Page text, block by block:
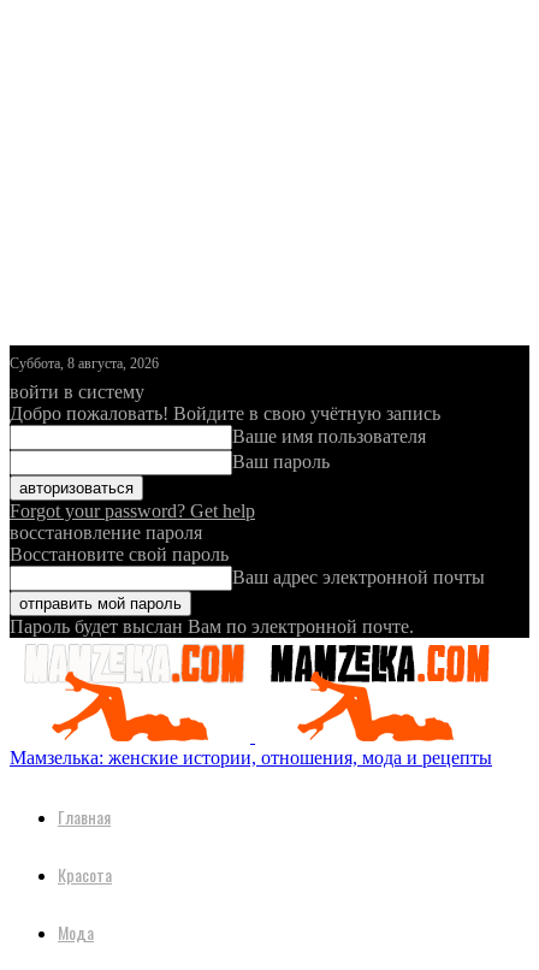
Суббота, 8 августа, 2026
войти в систему
Добро пожаловать! Войдите в свою учётную запись
Ваше имя пользователя
Ваш пароль
Forgot your password? Get help
восстановление пароля
Восстановите свой пароль
Ваш адрес электронной почты
Пароль будет выслан Вам по электронной почте.
Мамзелька: женские истории, отношения, мода и рецепты
Главная
Красота
Мода